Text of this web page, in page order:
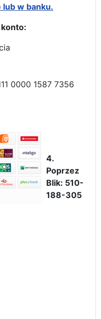
lub w banku.
0000 1587 7356
4.
Poprzez
Blik: 510-
188-305